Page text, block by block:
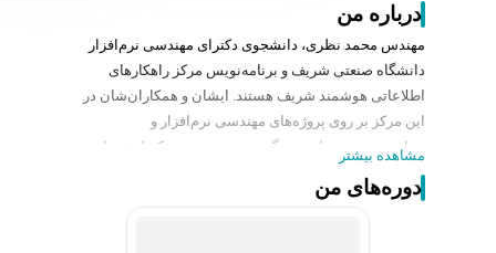
درباره من
مهندس محمد نظری، دانشجوی دکترای مهندسی نرم‌افزار
دانشگاه صنعتی شریف و برنامه‌نویس مرکز راهکارهای
اطلاعاتی هوشمند شریف هستند. ایشان و همکاران‌شان در
این مرکز بر روی پروژه‌های مهندسی نرم‌افزار و
برنامه‌نویسی مقیاس بزرگ در زمینه توسعه تکنولوژی‌های
ارزش‌آفرین در صنایع مختلف فعالیت دارند. مهندس محمد
نظری مدرک کارشناسی ارشد خود را از دانشگاه علم و
مشاهده بیشتر
دوره‌های من